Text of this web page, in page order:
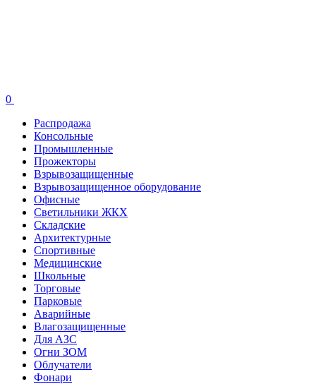
0
Распродажа
Консольные
Промышленные
Прожекторы
Взрывозащищенные
Взрывозащищенное оборудование
Офисные
Cветильники ЖКХ
Складские
Архитектурные
Спортивные
Медицинские
Школьные
Торговые
Парковые
Аварийные
Влагозащищенные
Для АЗС
Огни ЗОМ
Облучатели
Фонари